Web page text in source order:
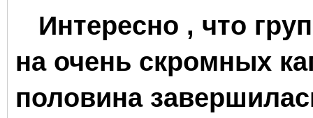
Интересно , что
на очень скромных
половина